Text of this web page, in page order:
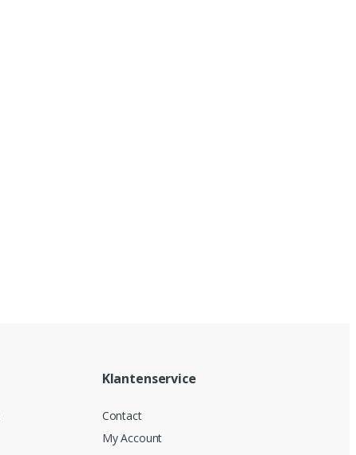
Klantenservice
Contact
My Account